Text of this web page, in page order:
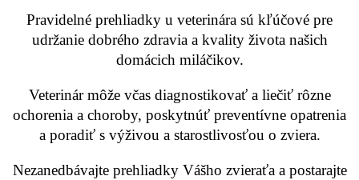
Pravidelné prehliadky u veterinára sú kľúčové pre
udržanie dobrého zdravia a kvality života našich
domácich miláčikov.
Veterinár môže včas diagnostikovať a liečiť rôzne
ochorenia a choroby, poskytnúť preventívne opatrenia
a poradiť s výživou a starostlivosťou o zviera.
Nezanedbávajte prehliadky Vášho zvieraťa a postarajte